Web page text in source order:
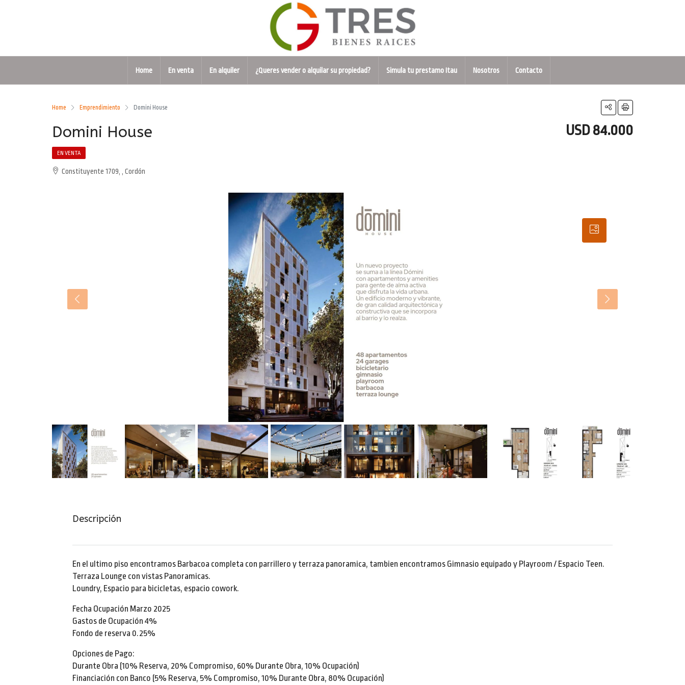
Home En venta En alquiler ¿Queres vender o alquilar su propiedad? Simula tu prestamo Itau Nosotros Contacto
Home Emprendimiento Domini House
Domini House USD 84.000
EN VENTA
Constituyente 1709, , Cordón
Descripción
En el ultimo piso encontramos Barbacoa completa con parrillero y terraza panoramica, tambien encontramos Gimnasio equipado y Playroom / Espacio Teen.
Terraza Lounge con vistas Panoramicas.
Loundry, Espacio para bicicletas, espacio cowork.
Fecha Ocupación Marzo 2025
Gastos de Ocupación 4%
Fondo de reserva 0.25%
Opciones de Pago:
Durante Obra (10% Reserva, 20% Compromiso, 60% Durante Obra, 10% Ocupación)
Financiación con Banco (5% Reserva, 5% Compromiso, 10% Durante Obra, 80% Ocupación)